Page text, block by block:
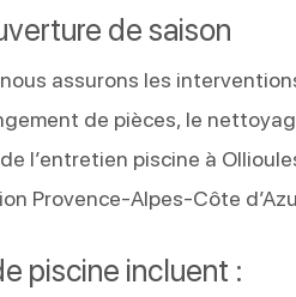
de saison
assurons les
de pièces, le
l’entretien piscine à
Provence-Alpes-Côte
piscine incluent :